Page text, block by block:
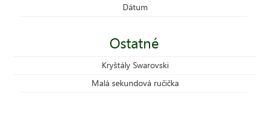
Dátum
Ostatné
Kryštály Swarovski
Malá sekundová ručička